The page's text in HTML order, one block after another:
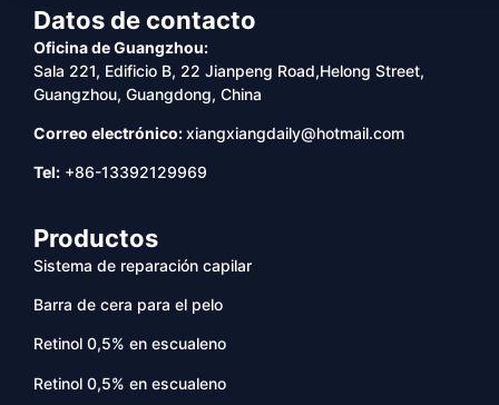
Datos de contacto
Oficina de Guangzhou:
Sala 221, Edificio B, 22 Jianpeng Road,Helong Street,
Guangzhou, Guangdong, China
Correo electrónico:xiangxiangdaily@hotmail.com
Tel: +86-13392129969
Productos
Sistema de reparación capilar
Barra de cera para el pelo
Retinol 0,5% en escualeno
Retinol 0,5% en escualeno